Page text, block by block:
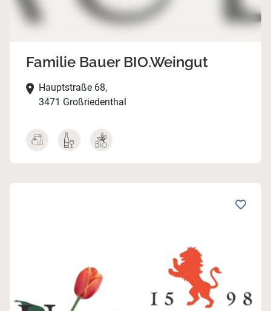
Familie Bauer BIO.Weingut
Hauptstraße 68,
3471 Großriedenthal